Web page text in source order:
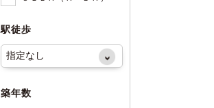
駅徒歩
築年数